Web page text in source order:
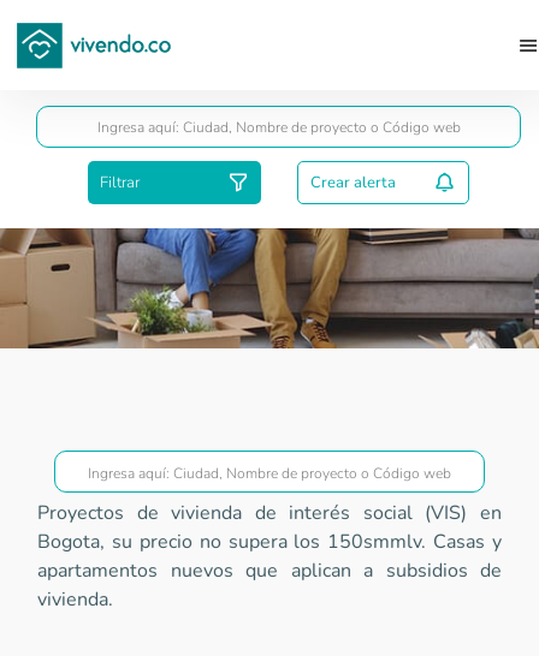
Filtrar Crear alerta
Proyectos VIS
Proyectos de vivienda de interés social (VIS) en
Bogota, su precio no supera los 150smmlv. Casas y
apartamentos nuevos que aplican a subsidios de
vivienda.